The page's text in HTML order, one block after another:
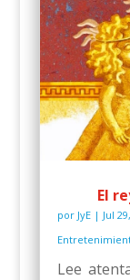
El
por JyE| Jul
Lee